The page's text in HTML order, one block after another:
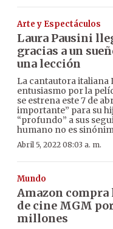
Arte y Espectáculos
Laura Pausini
gracias a un
una lección
La cantautora italiana
entusiasmo por la
se estrena este 7 de
importante” para su
“profundo” a sus
humano no es
Abril 5, 2022 08:03 a. m.
Mundo
Amazon compra
de cine MGM
millones